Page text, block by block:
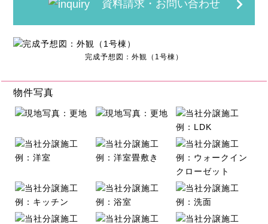
資料請求・お問い合わせ
完成予想図：外観（1号棟）
物件写真